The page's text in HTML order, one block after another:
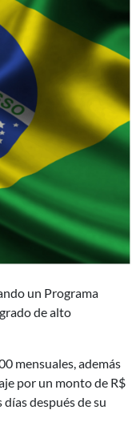
un Programa
de alto
mensuales, además
por un monto de R$
después de su